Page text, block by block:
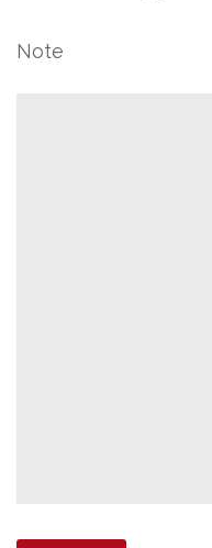
Note